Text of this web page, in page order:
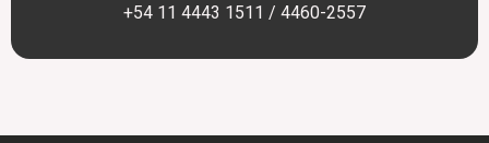
+54 11 4443 1511 / 4460-2557